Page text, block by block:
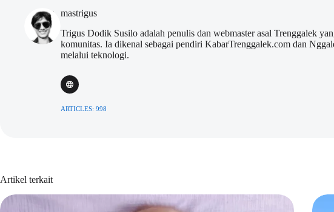
mastrigus
Trigus Dodik Susilo adalah penulis dan webmaster asal Trenggalek
komunitas. Ia dikenal sebagai pendiri KabarTrenggalek.com dan
melalui teknologi.
ARTICLES: 998
Artikel terkait